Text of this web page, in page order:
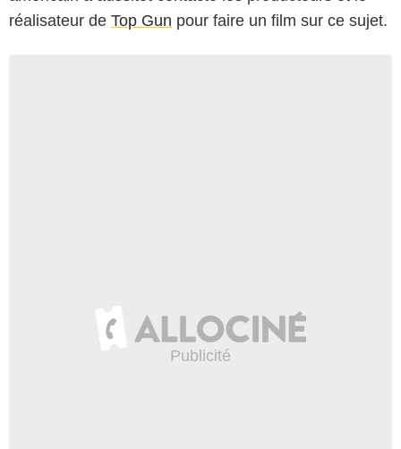
réalisateur de Top Gun pour faire un film sur ce sujet.